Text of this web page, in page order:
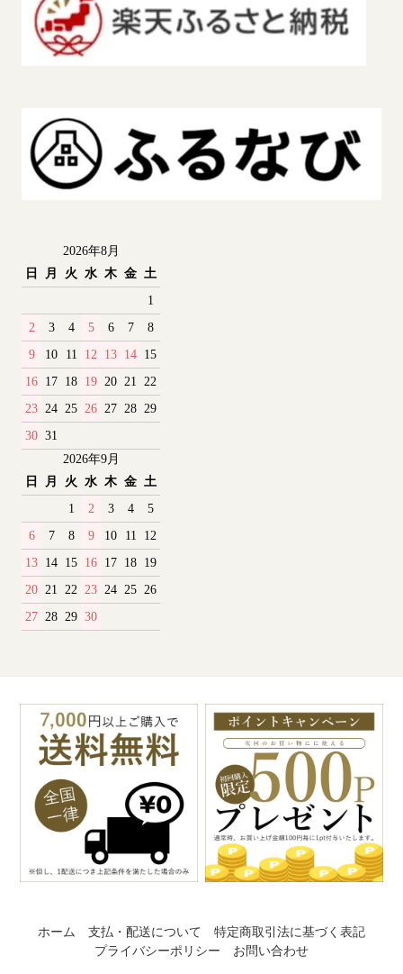
2026年8月
日
月 火 水 木 金 土
1
2
3 4 5 6 7
8
9
10 11 12 13 14 15
16 17 18 19 20 21
22
23 24 25 26 27 28 29
30 31
2026年9月
日
月 火 水 木 金 土
1
2 3 4
5
6
7 8 9 10 11
12
13 14 15 16 17 18 19
20 21 22 23 24 25 26
27 28 29 30
ホーム 支払・配送について
特定商取引法に基づく表記
プライバシーポリシー
お問い合わせ